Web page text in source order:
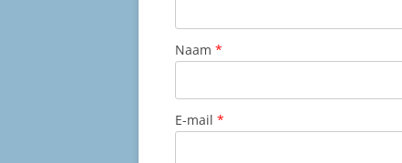
Naam *
E-mail *